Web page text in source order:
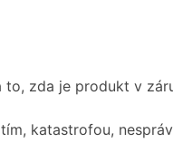
to, zda je produkt v
katastrofou,